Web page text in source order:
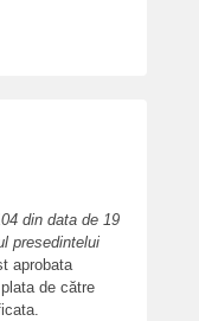
din data de 19
presedintelui
aprobata
de către